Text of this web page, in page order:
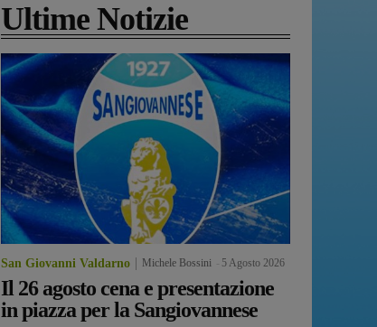
Ultime Notizie
San Giovanni Valdarno Michele Bossini 5 Agosto 2026
Il 26 agosto cena e presentazione
in piazza per la Sangiovannese